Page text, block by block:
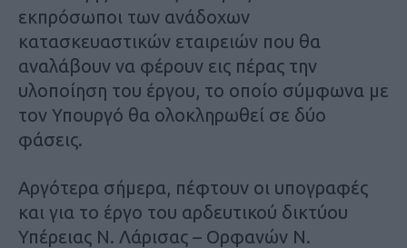
εκπρόσωποι των ανάδοχων
κατασκευαστικών εταιρειών που θα
αναλάβουν να φέρουν εις πέρας την
υλοποίηση του έργου, το οποίο σύμφωνα με
τον Υπουργό θα ολοκληρωθεί σε δύο
φάσεις.
Αργότερα σήμερα, πέφτουν οι υπογραφές
και για το έργο του αρδευτικού δικτύου
Υπέρειας Ν. Λάρισας – Ορφανών Ν.